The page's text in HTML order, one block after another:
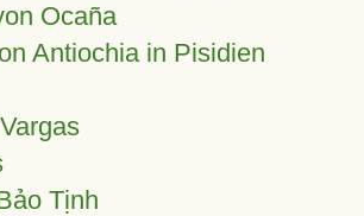
Ocaña
Antiochia in Pisidien
Tịnh